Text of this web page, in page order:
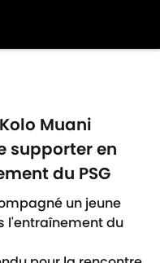
Muani
supporter en
du PSG
un jeune
l'entraînement du